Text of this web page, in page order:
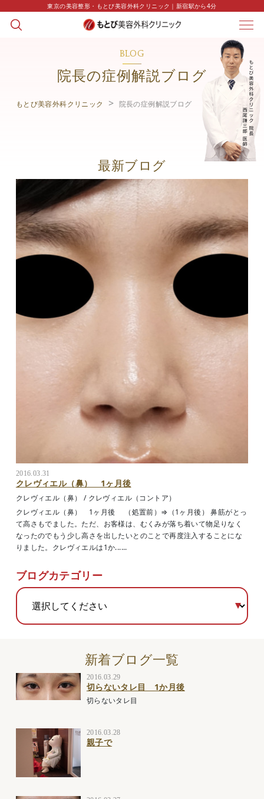
東京の美容整形・もとび美容外科クリニック｜新宿駅から4分
BLOG
院長の症例解説ブログ
もとび美容外科クリニック 院長の症例解説ブログ
最新ブログ
2016.03.31
クレヴィエル（鼻） 1ヶ月後
クレヴィエル（鼻） / クレヴィエル（コントア）
クレヴィエル（鼻） 1ヶ月後 （処置前）⇒（1ヶ月後） 鼻筋がとっ
て高さもでました。ただ、お客様は、むくみが落ち着いて物足りなく
なったのでもう少し高さを出したいとのことで再度注入することにな
りました。クレヴィエルは1か......
ブログカテゴリー
新着ブログ一覧
2016.03.29
切らないタレ目 1か月後
切らないタレ目
2016.03.28
親子で